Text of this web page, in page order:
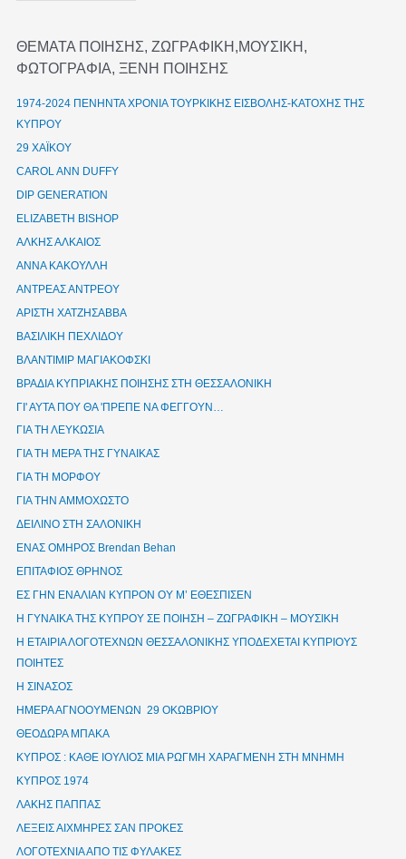
ΘΕΜΑΤΑ ΠΟΙΗΣΗΣ, ΖΩΓΡΑΦΙΚΗ,ΜΟΥΣΙΚΗ,
ΦΩΤΟΓΡΑΦΙΑ, ΞΕΝΗ ΠΟΙΗΣΗΣ
1974-2024 ΠΕΝΗΝΤΑ ΧΡΟΝΙΑ ΤΟΥΡΚΙΚΗΣ ΕΙΣΒΟΛΗΣ-ΚΑΤΟΧΗΣ ΤΗΣ
ΚΥΠΡΟΥ
29 ΧΑΪΚΟΥ
CAROL ANN DUFFY
DIP GENERATION
ELIZABETH BISHOP
ΑΛΚΗΣ ΑΛΚΑΙΟΣ
ΑΝΝΑ ΚΑΚΟΥΛΛΗ
ΑΝΤΡΕΑΣ ΑΝΤΡΕΟΥ
ΑΡΙΣΤΗ ΧΑΤΖΗΣΑΒΒΑ
ΒΑΣΙΛΙΚΗ ΠΕΧΛΙΔΟΥ
ΒΛΑΝΤΙΜΙΡ ΜΑΓΙΑΚΟΦΣΚΙ
ΒΡΑΔΙΑ ΚΥΠΡΙΑΚΗΣ ΠΟΙΗΣΗΣ ΣΤΗ ΘΕΣΣΑΛΟΝΙΚΗ
ΓΙ' ΑΥΤΑ ΠΟΥ ΘΑ 'ΠΡΕΠΕ ΝΑ ΦΕΓΓΟΥΝ…
ΓΙΑ ΤΗ ΛΕΥΚΩΣΙΑ
ΓΙΑ ΤΗ ΜΕΡΑ ΤΗΣ ΓΥΝΑΙΚΑΣ
ΓΙΑ ΤΗ ΜΟΡΦΟΥ
ΓΙΑ ΤΗΝ ΑΜΜΟΧΩΣΤΟ
ΔΕΙΛΙΝΟ ΣΤΗ ΣΑΛΟΝΙΚΗ
ΕΝΑΣ ΟΜΗΡΟΣ Brendan Behan
ΕΠΙΤΑΦΙΟΣ ΘΡΗΝΟΣ
ΕΣ ΓΗΝ ΕΝΑΛΙΑΝ ΚΥΠΡΟΝ ΟΥ Μ’ ΕΘΕΣΠΙΣΕΝ
Η ΓΥΝΑΙΚΑ ΤΗΣ ΚΥΠΡΟΥ ΣΕ ΠΟΙΗΣΗ – ΖΩΓΡΑΦΙΚΗ – ΜΟΥΣΙΚΗ
Η ΕΤΑΙΡΙΑ ΛΟΓΟΤΕΧΝΩΝ ΘΕΣΣΑΛΟΝΙΚΗΣ ΥΠΟΔΕΧΕΤΑΙ ΚΥΠΡΙΟΥΣ
ΠΟΙΗΤΕΣ
Η ΣΙΝΑΣΟΣ
ΗΜΕΡΑ ΑΓΝΟΟΥΜΕΝΩΝ 29 ΟΚΩΒΡΙΟΥ
ΘΕΟΔΩΡΑ ΜΠΑΚΑ
ΚΥΠΡΟΣ : ΚΑΘΕ ΙΟΥΛΙΟΣ ΜΙΑ ΡΩΓΜΗ ΧΑΡΑΓΜΕΝΗ ΣΤΗ ΜΝΗΜΗ
ΚΥΠΡΟΣ 1974
ΛΑΚΗΣ ΠΑΠΠΑΣ
ΛΕΞΕΙΣ ΑΙΧΜΗΡΕΣ ΣΑΝ ΠΡΟΚΕΣ
ΛΟΓΟΤΕΧΝΙΑ ΑΠΟ ΤΙΣ ΦΥΛΑΚΕΣ